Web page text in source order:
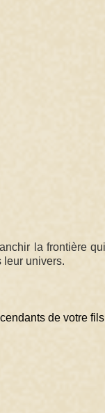
la frontière
leur univers.
de votre